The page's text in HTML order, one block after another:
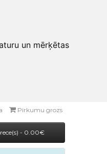
un mērķētas
Pirkumu grozs
- 0.00€